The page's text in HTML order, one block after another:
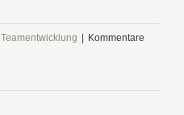
Teamentwicklung
Kommentare